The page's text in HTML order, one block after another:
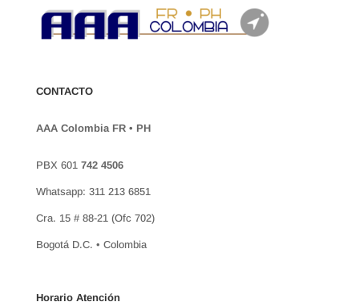
CONTACTO
AAA Colombia FR • PH
PBX 601 742 4506
Whatsapp: 311 213 6851
Cra. 15 # 88-21 (Ofc 702)
Bogotá D.C. • Colombia
Horario Atención